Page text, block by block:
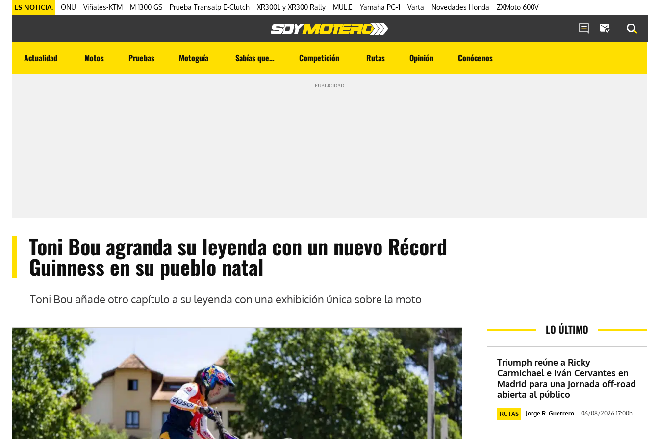
ES NOTICIA: ONU Viñales-KTM M 1300 GS Prueba Transalp E-Clutch XR300L y XR300 Rally MUL.E Yamaha PG-1 Varta Novedades Honda ZXMoto 600V
Actualidad Motos Pruebas Motoguía Sabías que… Competición Rutas Opinión Conócenos
PUBLICIDAD
Toni Bou agranda su leyenda con un nuevo Récord
Guinness en su pueblo natal
Toni Bou añade otro capítulo a su leyenda con una exhibición única sobre la moto
LO ÚLTIMO
Triumph reúne a Ricky
Carmichael e Iván Cervantes en
Madrid para una jornada off-road
abierta al público
RUTAS Jorge R. Guerrero - 06/08/2026 17:00h